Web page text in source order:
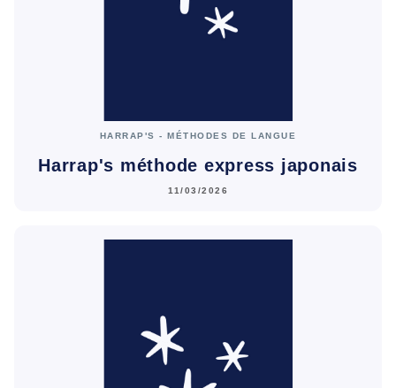
HARRAP'S - MÉTHODES DE LANGUE
Harrap's méthode express japonais
11/03/2026